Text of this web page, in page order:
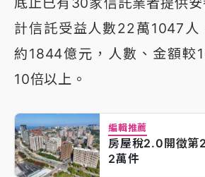
計信託受益人數22萬1047人
約1844億元，人數、金額較
10倍以上。
編輯推薦
房屋稅2.0開徵
2萬件